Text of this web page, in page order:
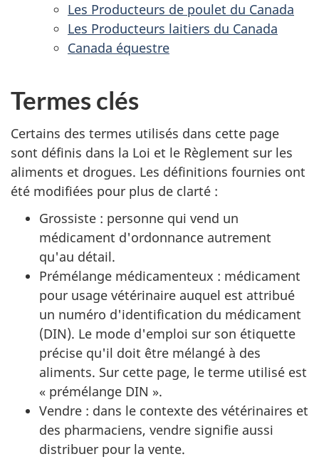
Les Producteurs de poulet du Canada
Les Producteurs laitiers du Canada
Canada équestre
Termes clés
Certains des termes utilisés dans cette page
sont définis dans la Loi et le Règlement sur les
aliments et drogues. Les définitions fournies ont
été modifiées pour plus de clarté :
Grossiste : personne qui vend un
médicament d'ordonnance autrement
qu'au détail.
Prémélange médicamenteux : médicament
pour usage vétérinaire auquel est attribué
un numéro d'identification du médicament
(DIN). Le mode d'emploi sur son étiquette
précise qu'il doit être mélangé à des
aliments. Sur cette page, le terme utilisé est
« prémélange DIN ».
Vendre : dans le contexte des vétérinaires et
des pharmaciens, vendre signifie aussi
distribuer pour la vente.